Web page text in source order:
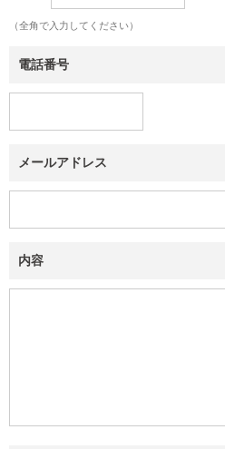
（全角で入力してください）
電話番号
メールアドレス
内容